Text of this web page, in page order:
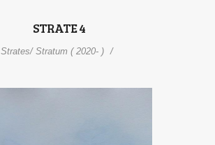
STRATE 4
Strates/ Stratum ( 2020- )